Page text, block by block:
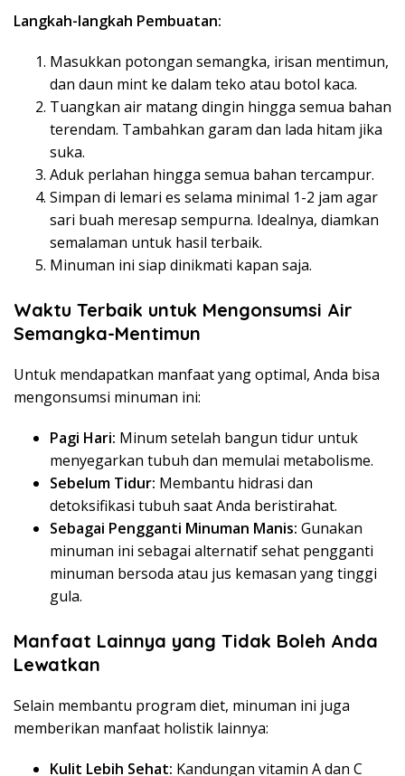
Langkah-langkah Pembuatan:
Masukkan potongan semangka, irisan mentimun,
dan daun mint ke dalam teko atau botol kaca.
Tuangkan air matang dingin hingga semua bahan
terendam. Tambahkan garam dan lada hitam jika
suka.
Aduk perlahan hingga semua bahan tercampur.
Simpan di lemari es selama minimal 1-2 jam agar
sari buah meresap sempurna. Idealnya, diamkan
semalaman untuk hasil terbaik.
Minuman ini siap dinikmati kapan saja.
Waktu Terbaik untuk Mengonsumsi Air
Semangka-Mentimun
Untuk mendapatkan manfaat yang optimal, Anda bisa
mengonsumsi minuman ini:
Pagi Hari: Minum setelah bangun tidur untuk
menyegarkan tubuh dan memulai metabolisme.
Sebelum Tidur: Membantu hidrasi dan
detoksifikasi tubuh saat Anda beristirahat.
Sebagai Pengganti Minuman Manis: Gunakan
minuman ini sebagai alternatif sehat pengganti
minuman bersoda atau jus kemasan yang tinggi
gula.
Manfaat Lainnya yang Tidak Boleh Anda
Lewatkan
Selain membantu program diet, minuman ini juga
memberikan manfaat holistik lainnya:
Kulit Lebih Sehat: Kandungan vitamin A dan C